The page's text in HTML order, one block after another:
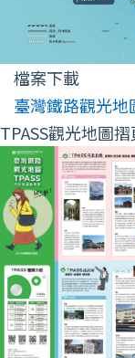
檔案下載
臺灣鐵路觀光地
TPASS觀光地圖摺